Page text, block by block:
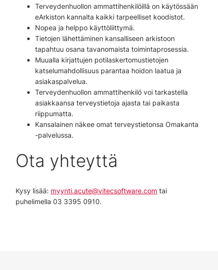
Terveydenhuollon ammattihenkilöillä on käytössään
eArkiston kannalta kaikki tarpeelliset koodistot.
Nopea ja helppo käyttöliittymä.
Tietojen lähettäminen kansalliseen arkistoon
tapahtuu osana tavanomaista toimintaprosessia.
Muualla kirjattujen potilaskertomustietojen
katselumahdollisuus parantaa hoidon laatua ja
asiakaspalvelua.
Terveydenhuollon ammattihenkilö voi tarkastella
asiakkaansa terveystietoja ajasta tai paikasta
riippumatta.
Kansalainen näkee omat terveystietonsa Omakanta
-palvelussa.
Ota yhteyttä
Kysy lisää: myynti.acute@vitecsoftware.com tai
puhelimella 03 3395 0910.